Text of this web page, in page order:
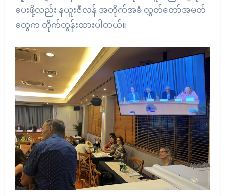
ပေးဖို့လည်း နယူးဇီလန် အတိုက်အခံ လွှတ်တော်အမတ်
တွေက တိုက်တွန်းထားပါတယ်။